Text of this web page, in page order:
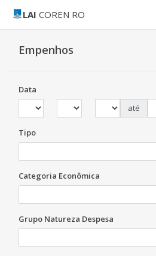
LAI COREN RO
Empenhos
Data
até
Tipo
Categoria Econômica
Grupo Natureza Despesa